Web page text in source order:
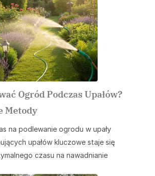
Ogród Podczas Upałów?
Metody
na podlewanie ogrodu w upały
upałów kluczowe staje się
czasu na nawadnianie